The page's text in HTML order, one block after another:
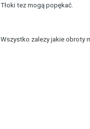
Tłoki tez mogą popękać.
Wszystko zalezy jakie obroty